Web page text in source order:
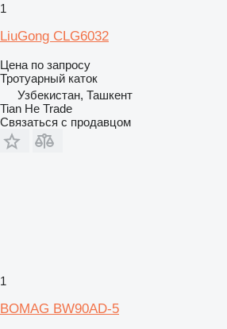
1
LiuGong CLG6032
Цена по запросу
Тротуарный каток
Узбекистан, Ташкент
Tian He Trade
Связаться с продавцом
1
BOMAG BW90AD-5